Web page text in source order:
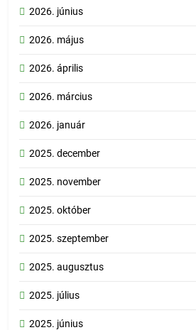
2026. június
2026. május
2026. április
2026. március
2026. január
2025. december
2025. november
2025. október
2025. szeptember
2025. augusztus
2025. július
2025. június